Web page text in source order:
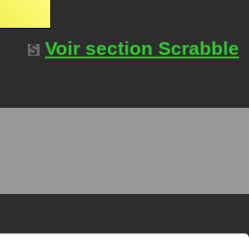
Voir section Scrabble